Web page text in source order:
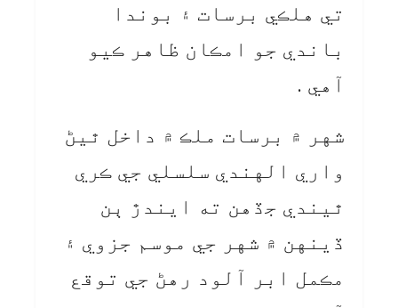
تي هلڪي برسات ۽ بوندا
باندي جو امڪان ظاهر ڪيو
آهي .
شهر ۾ برسات ملڪ ۾ داخل ٿيڻ
واري الهندي سلسلي جي ڪري
ٿيندي جڏهن ته ايندڙ ٻن
ڏينهن ۾ شهر جي موسم جزوي ۽
مڪمل ابر آلود رهڻ جي توقع